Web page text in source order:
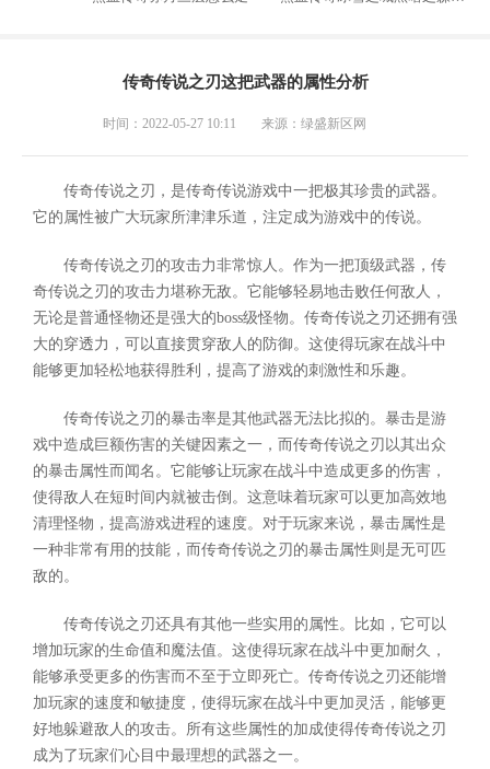
传奇传说之刃这把武器的属性分析
时间：2022-05-27 10:11 来源：绿盛新区网
传奇传说之刃，是传奇传说游戏中一把极其珍贵的武器。
它的属性被广大玩家所津津乐道，注定成为游戏中的传说。
传奇传说之刃的攻击力非常惊人。作为一把顶级武器，传
奇传说之刃的攻击力堪称无敌。它能够轻易地击败任何敌人，
无论是普通怪物还是强大的boss级怪物。传奇传说之刃还拥有强
大的穿透力，可以直接贯穿敌人的防御。这使得玩家在战斗中
能够更加轻松地获得胜利，提高了游戏的刺激性和乐趣。
传奇传说之刃的暴击率是其他武器无法比拟的。暴击是游
戏中造成巨额伤害的关键因素之一，而传奇传说之刃以其出众
的暴击属性而闻名。它能够让玩家在战斗中造成更多的伤害，
使得敌人在短时间内就被击倒。这意味着玩家可以更加高效地
清理怪物，提高游戏进程的速度。对于玩家来说，暴击属性是
一种非常有用的技能，而传奇传说之刃的暴击属性则是无可匹
敌的。
传奇传说之刃还具有其他一些实用的属性。比如，它可以
增加玩家的生命值和魔法值。这使得玩家在战斗中更加耐久，
能够承受更多的伤害而不至于立即死亡。传奇传说之刃还能增
加玩家的速度和敏捷度，使得玩家在战斗中更加灵活，能够更
好地躲避敌人的攻击。所有这些属性的加成使得传奇传说之刃
成为了玩家们心目中最理想的武器之一。